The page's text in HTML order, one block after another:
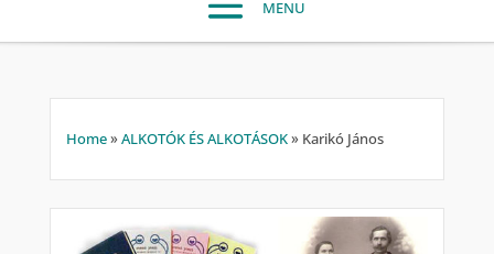
Home» ALKOTÓK ÉS ALKOTÁSOK» Karikó János